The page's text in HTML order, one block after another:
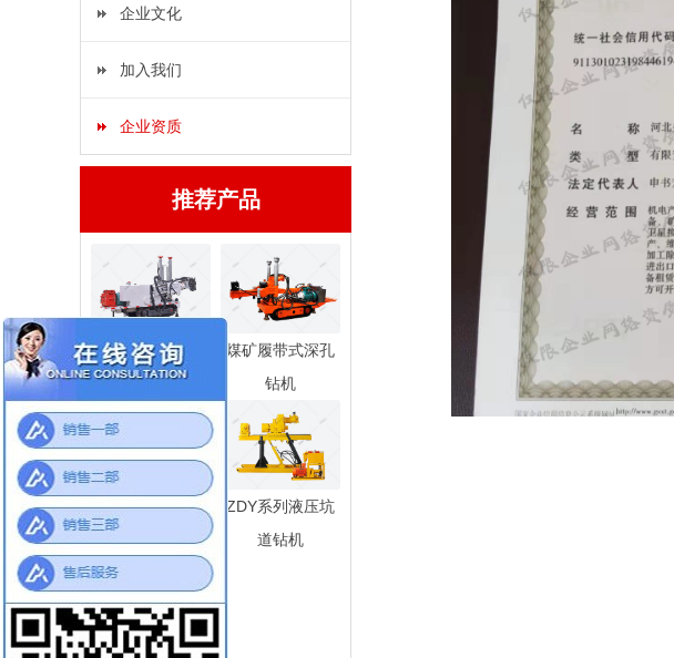
企业文化
加入我们
企业资质
推荐产品
CMS1系列履带
式液压坑道钻机
煤矿履带式深孔
钻机
气动架柱式钻机
ZDY系列液压坑
道钻机